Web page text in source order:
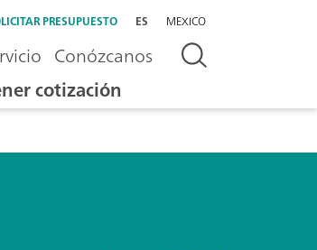
PRESUPUESTO ES MEXICO
Conózcanos
cotización